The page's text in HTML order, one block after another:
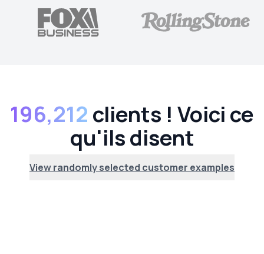
196,212 clients ! Voici ce
qu'ils disent
View randomly selected customer examples